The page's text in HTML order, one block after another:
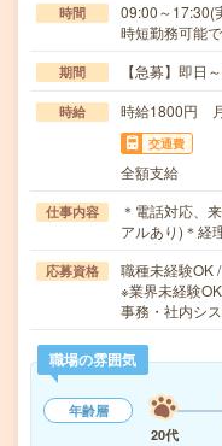
時間
09:00～17:30(
時短勤務可能で
期間 【急募】即日
時給 時給1800円
交通費
全額支給
仕事内容
＊電話対応、
アルあり)＊経
応募資格
職種未経験OK
※業界未経験
事務・社内シ
職場の雰囲気
年齢層
20代